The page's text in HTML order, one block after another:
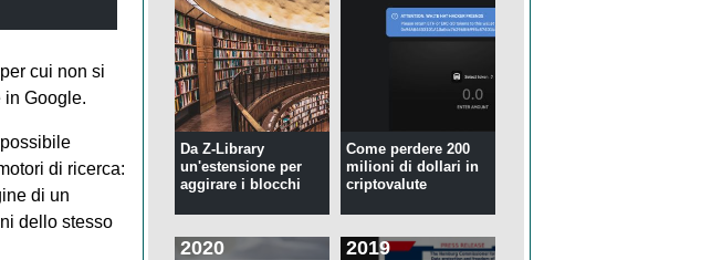
cui non si
in Google.
di ricerca:
di un
dello stesso
Da Z-Library
un'estensione per
aggirare i blocchi
Come perdere 200
milioni di dollari in
criptovalute
2020 2019